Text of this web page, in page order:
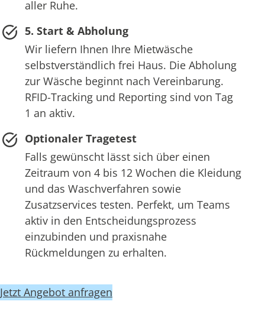
aller Ruhe.
5. Start & Abholung
Wir liefern Ihnen Ihre Mietwäsche
selbstverständlich frei Haus. Die Abholung
zur Wäsche beginnt nach Vereinbarung.
RFID-Tracking und Reporting sind von Tag
1 an aktiv.
Optionaler Tragetest
Falls gewünscht lässt sich über einen
Zeitraum von 4 bis 12 Wochen die Kleidung
und das Waschverfahren sowie
Zusatzservices testen. Perfekt, um Teams
aktiv in den Entscheidungsprozess
einzubinden und praxisnahe
Rückmeldungen zu erhalten.
Jetzt Angebot anfragen